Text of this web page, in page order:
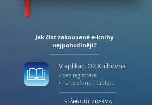
Jak číst zakoupené e-knihy
nejpohodlněji?
V aplikaci O2 Knihovna
• bez registrace
• na telefonu i tabletu
STÁHNOUT ZDARMA